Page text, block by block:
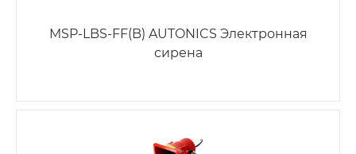
MSP-LBS-FF(B) AUTONICS Электронная
сирена